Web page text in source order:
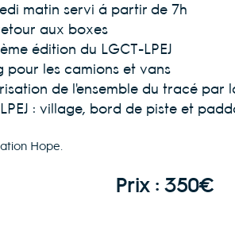
matin servi à partir de 7h
aux boxes
édition du LGCT-LPEJ
pour les camions et vans
de l'ensemble du tracé
: village, bord de piste et
Hope.
Prix : 350€